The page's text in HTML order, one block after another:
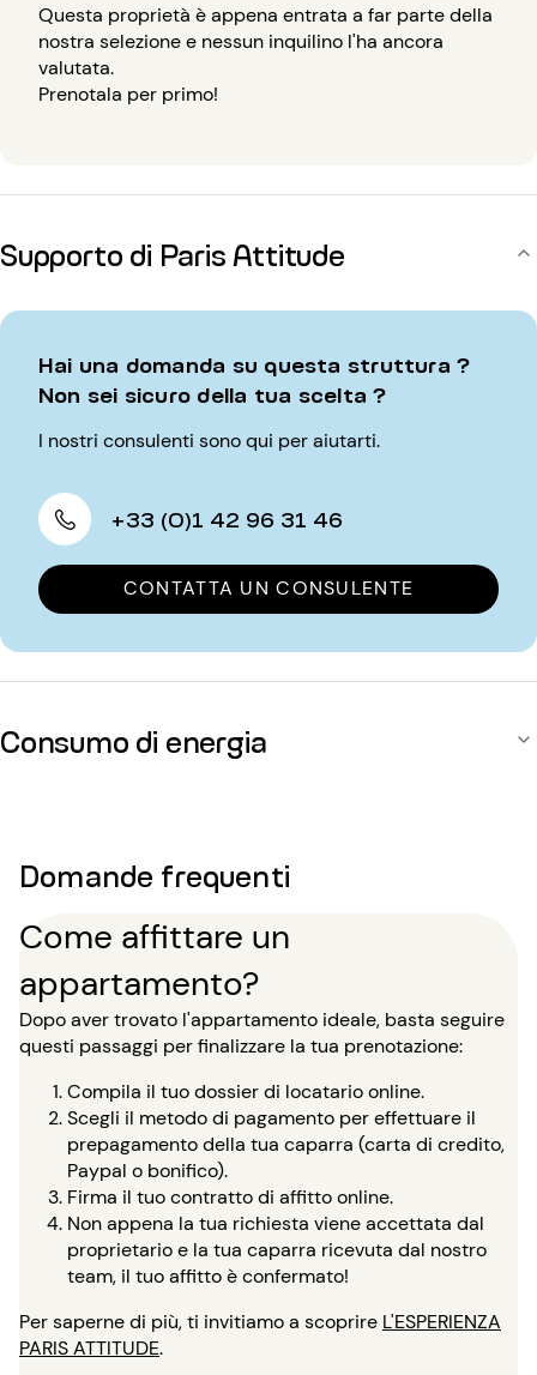
Questa proprietà è appena entrata a far parte della
nostra selezione e nessun inquilino l'ha ancora
valutata.
Prenotala per primo!
Supporto di Paris Attitude
Hai una domanda su questa struttura ?
Non sei sicuro della tua scelta ?
I nostri consulenti sono qui per aiutarti.
+33 (0)1 42 96 31 46
CONTATTA UN CONSULENTE
Consumo di energia
Domande frequenti
Come affittare un
appartamento?
Dopo aver trovato l'appartamento ideale, basta seguire
questi passaggi per finalizzare la tua prenotazione:
Compila il tuo dossier di locatario online.
Scegli il metodo di pagamento per effettuare il
prepagamento della tua caparra (carta di credito,
Paypal o bonifico).
Firma il tuo contratto di affitto online.
Non appena la tua richiesta viene accettata dal
proprietario e la tua caparra ricevuta dal nostro
team, il tuo affitto è confermato!
Per saperne di più, ti invitiamo a scoprire L'ESPERIENZA
PARIS ATTITUDE.